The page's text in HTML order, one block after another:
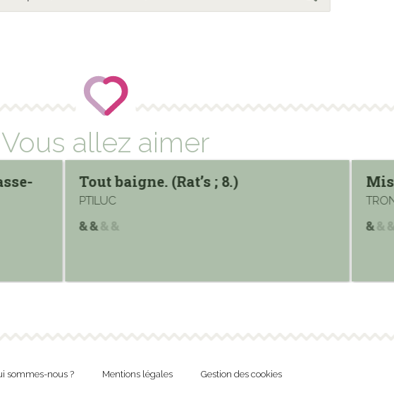
Vous allez aimer
Tout baigne. (Rat’s ; 8.)
PTILUC
sommes-nous ? Mentions légales Gestion des cookies